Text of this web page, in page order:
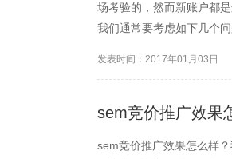
场考验的，然而新账户都
我们通常要考虑如下几个
发表时间：2017年01月03日
sem竞价推广效果
sem竞价推广效果怎么样